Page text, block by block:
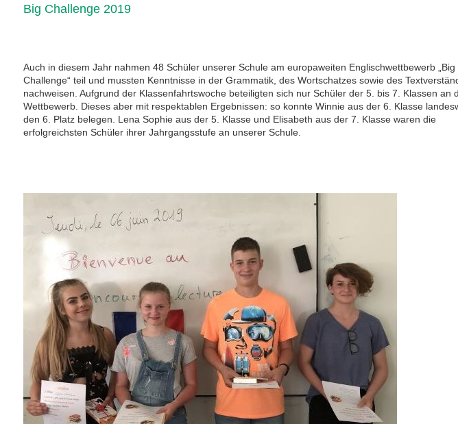
Big Challenge 2019
Auch in diesem Jahr nahmen 48 Schüler unserer Schule am europaweiten Englischwettbewerb „Big
Challenge“ teil und mussten Kenntnisse in der Grammatik, des Wortschatzes sowie des
nachweisen. Aufgrund der Klassenfahrtswoche beteiligten sich nur Schüler der 5. bis 7. Klassen an
Wettbewerb. Dieses aber mit respektablen Ergebnissen: so konnte Winnie aus der 6. Klasse
den 6. Platz belegen. Lena Sophie aus der 5. Klasse und Elisabeth aus der 7. Klasse waren die
erfolgreichsten Schüler ihrer Jahrgangsstufe an unserer Schule.